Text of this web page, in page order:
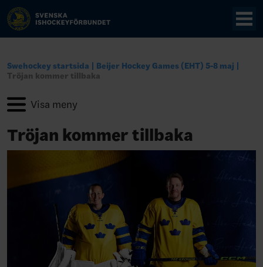
Swehockey startsida
Beijer Hockey Games (EHT) 5-8 maj
Tröjan kommer tillbaka
Tröjan kommer tillbaka